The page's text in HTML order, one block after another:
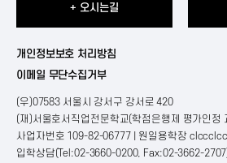
+ 오시는길
개인정보보호 처리방침
이메일 무단수집거부
(우)07583 서울시 강서구 강서로 420
(재)서울호서직업전문학교(학점은행제 평가인정
사업자번호 109-82-06777 | 원일용학장
입학상담(Tel:02-3660-0200, Fax:02-3662-